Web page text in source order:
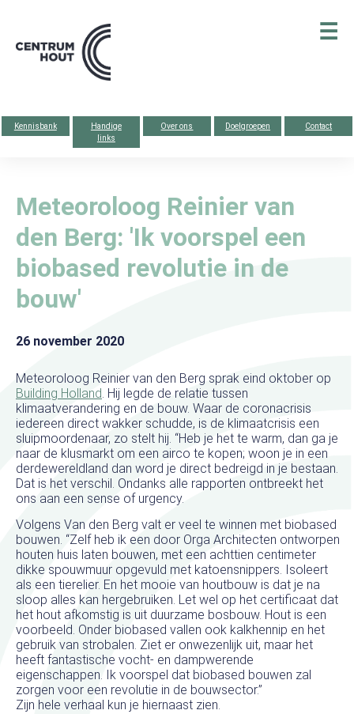
☰
Centrum
hout
Kennisbank
Handige
links
Over ons Doelgroepen Contact
Meteoroloog Reinier van
den Berg: 'Ik voorspel een
biobased revolutie in de
bouw'
26 november 2020
Meteoroloog Reinier van den Berg sprak eind oktober op
Building Holland. Hij legde de relatie tussen
klimaatverandering en de bouw. Waar de coronacrisis
iedereen direct wakker schudde, is de klimaatcrisis een
sluipmoordenaar, zo stelt hij. “Heb je het te warm, dan ga je
naar de klusmarkt om een airco te kopen; woon je in een
derdewereldland dan word je direct bedreigd in je bestaan.
Dat is het verschil. Ondanks alle rapporten ontbreekt het
ons aan een sense of urgency.
Volgens Van den Berg valt er veel te winnen met biobased
bouwen. “Zelf heb ik een door Orga Architecten ontworpen
houten huis laten bouwen, met een achttien centimeter
dikke spouwmuur opgevuld met katoensnippers. Isoleert
als een tierelier. En het mooie van houtbouw is dat je na
sloop alles kan hergebruiken. Let wel op het certificaat dat
het hout afkomstig is uit duurzame bosbouw. Hout is een
voorbeeld. Onder biobased vallen ook kalkhennip en het
gebruik van strobalen. Ziet er onwezenlijk uit, maar het
heeft fantastische vocht- en dampwerende
eigenschappen. Ik voorspel dat biobased bouwen zal
zorgen voor een revolutie in de bouwsector.”
Zijn hele verhaal kun je hiernaast zien.